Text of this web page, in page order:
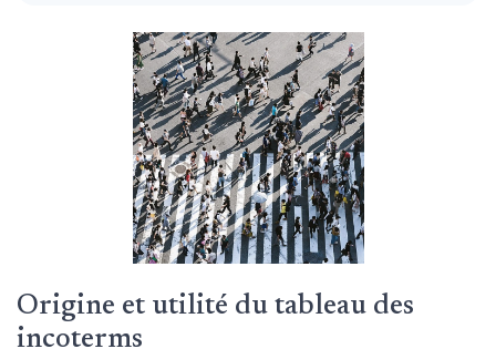
Origine et utilité du tableau des
incoterms